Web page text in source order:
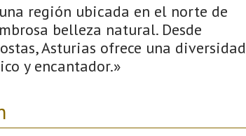
región ubicada en el norte de
belleza natural. Desde
Asturias ofrece una diversidad
y encantador.»